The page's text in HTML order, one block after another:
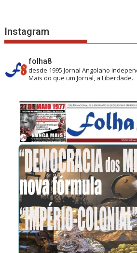
Instagram
folha8
desde 1995 Jornal Angolano
Mais do que um Jornal, a Liberdade.